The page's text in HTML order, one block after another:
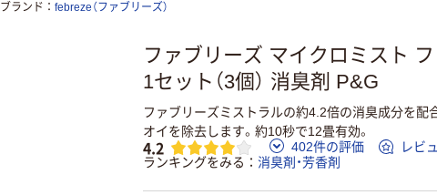
ブランド febreze（ファブリーズ）
ファブリーズ マイクロミスト
1セット（3個） 消臭剤 P&G
ファブリーズミストラルの約4.2倍の消臭成分を配
オイを除去します。約10秒で12畳有効。
4.2 402件の評価
レビ
ランキングをみる
消臭剤・芳香剤